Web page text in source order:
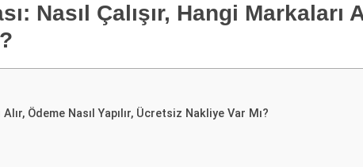
Nasıl Çalışır, Hangi Markaları
Ödeme Nasıl Yapılır, Ücretsiz Nakliye Var Mı?